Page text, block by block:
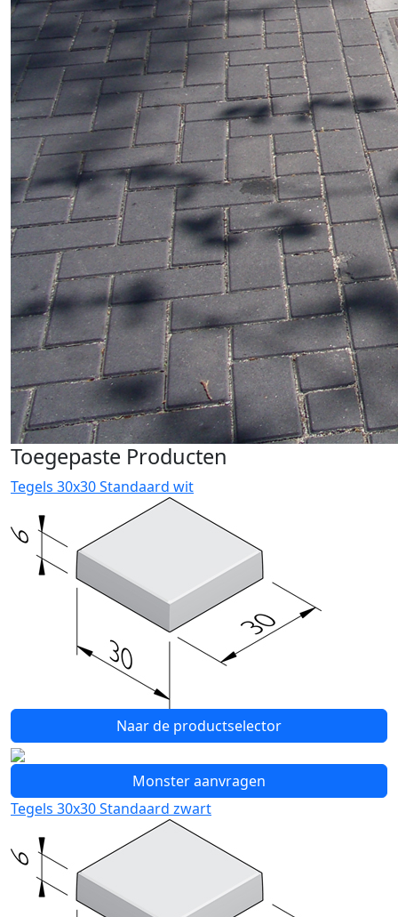
Toegepaste Producten
Tegels 30x30 Standaard wit
Naar de productselector
Monster aanvragen
Tegels 30x30 Standaard zwart